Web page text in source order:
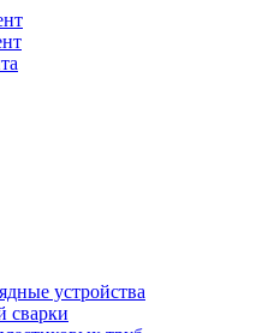
устройства
сварки